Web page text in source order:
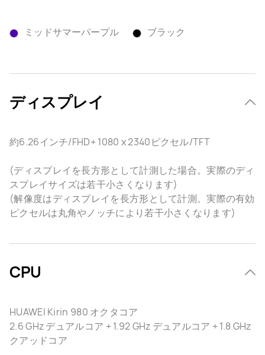
ミッドサマーパープル ブラック
ディスプレイ
約6.26インチ/FHD+ 1080 x 2340ピクセル/TFT
(ディスプレイを長方形として計測した場合。実際のディ
スプレイサイズは若干小さくなります)
(解像度はディスプレイを長方形として計測。実際の有効
ピクセルは丸角やノッチにより若干小さくなります)
CPU
HUAWEI Kirin 980 オクタコア
2.6 GHz デュアルコア + 1.92 GHz デュアルコア + 1.8 GHz
クアッドコア